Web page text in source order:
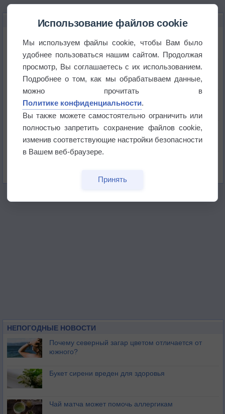
НОВОЕ О ПОГОДЕ
Приложение построит маршрут через тень
Атмосфера начала замерзать
В Приморье обнаружены морские волны тепла
Изменение климата повлияло на ареал обитания
НЕПОГОДНЫЕ НОВОСТИ
Почему северный загар цветом отличается от
южного?
Букет сирени вреден для здоровья
Чай матча может помочь аллергикам
Использование файлов cookie
Мы используем файлы cookie, чтобы Вам было
удобнее пользоваться нашим сайтом. Продолжая
просмотр, Вы соглашаетесь с их использованием.
Подробнее о том, как мы обрабатываем данные,
можно прочитать в
Политике конфиденциальности.
Вы также можете самостоятельно ограничить или
полностью запретить сохранение файлов cookie,
изменив соответствующие настройки безопасности
в Вашем веб-браузере.
Принять